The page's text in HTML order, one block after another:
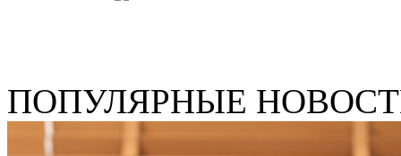
ПОПУЛЯРНЫЕ